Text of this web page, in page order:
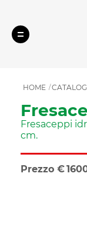
HOME
Fresaceppi
cm.
Prezzo €